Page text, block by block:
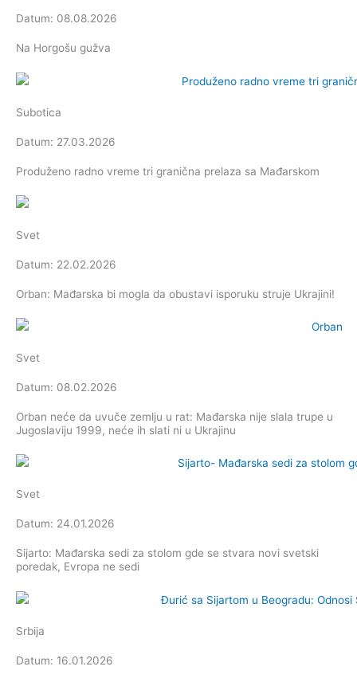
Datum: 08.08.2026
Na Horgošu gužva
Subotica
Datum: 27.03.2026
Produženo radno vreme tri granična prelaza sa Mađarskom
Svet
Datum: 22.02.2026
Orban: Mađarska bi mogla da obustavi isporuku struje Ukrajini!
Svet
Datum: 08.02.2026
Orban neće da uvuče zemlju u rat: Mađarska nije slala trupe u
Jugoslaviju 1999, neće ih slati ni u Ukrajinu
Svet
Datum: 24.01.2026
Sijarto: Mađarska sedi za stolom gde se stvara novi svetski
poredak, Evropa ne sedi
Srbija
Datum: 16.01.2026